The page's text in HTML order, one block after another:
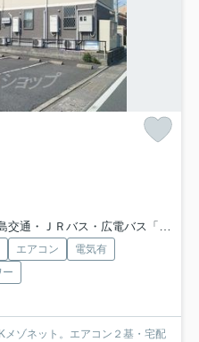
通・ＪＲバス・広電バス「可部中央バス停」バス停下車 徒歩分
エアコン
電気有
ー
メゾネット。エアコン２基・宅配